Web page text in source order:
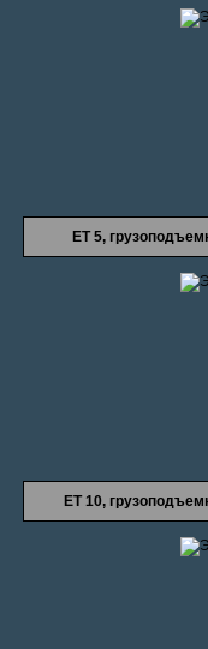
ЕТ 5,
ЕТ 10,